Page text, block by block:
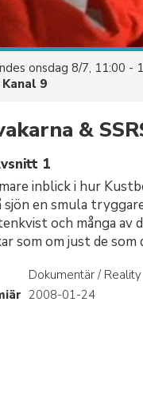
onsdag 8/7, 11:00 -
Kanal 9
&
1
inblick i hur
en smula
och många av
som om just de
Dokumentär / Reality
2008-01-24